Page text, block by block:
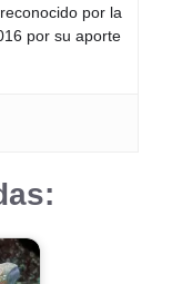
por la
por su aporte